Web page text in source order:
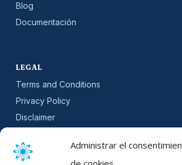
Administrar el
Blog
Documentación
LEGAL
Terms and Conditions
Privacy Policy
Disclaimer
Cookie Policy (EU)